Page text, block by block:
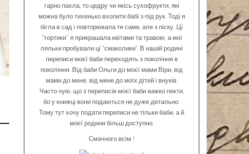
гарно пахла, то цедру чи якісь сухофрукти, які
можна було тихенько вхопити бабі з-під рук. Тоді я
бігла в сад і повторювала те саме, але з піску. Ці
“тортики” я прикрашала квітами та травою, а мої
ляльки пробували ці “смаколики”. В нашій родині
переписи моєї баби переходять з покоління в
покоління. Від баби Ольги до моєї мами Віри, від
мами до мене, від мене до моїх дітей і внуків.
Часто чую, що з переписів моєї баби важко пекти,
бо у книжці вони подаються не дуже детально.
Тому тут хочу подати переписи не тільки баби, а й
моєї родини більш доступно.
Смачного всім !